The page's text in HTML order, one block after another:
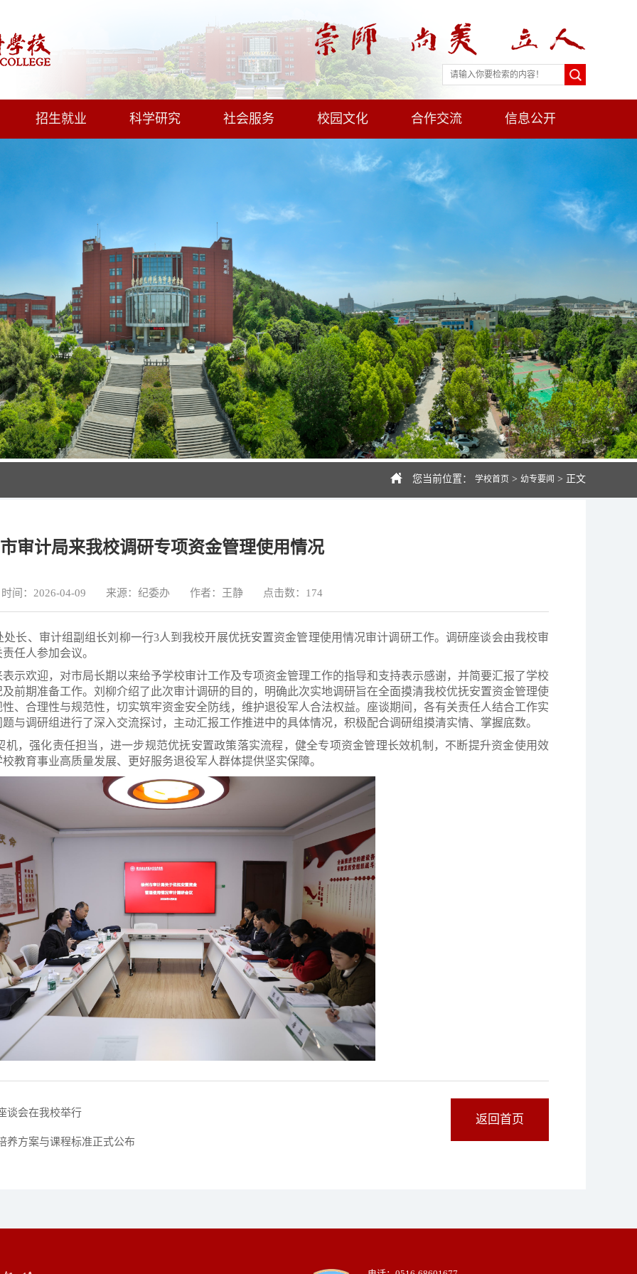
招生就业 科学研究 社会服务 校园文化 合作交流 信息公开
您当前位置： 学校首页 > 幼专要闻 > 正文
市审计局来我校调研专项资金管理使用情况
时间：2026-04-09 来源：纪委办 作者：王静 点击数： 174
长、审计组副组长刘柳一行3人到我校开展优抚安置资金管理使用情况审计调研工作。调研座谈会由我校审
任人参加会议。
示欢迎，对市局长期以来给予学校审计工作及专项资金管理工作的指导和支持表示感谢，并简要汇报了学校
前期准备工作。刘柳介绍了此次审计调研的目的，明确此次实地调研旨在全面摸清我校优抚安置资金管理使
、合理性与规范性，切实筑牢资金安全防线，维护退役军人合法权益。座谈期间，各有关责任人结合工作实
与调研组进行了深入交流探讨，主动汇报工作推进中的具体情况，积极配合调研组摸清实情、掌握底数。
，强化责任担当，进一步规范优抚安置政策落实流程，健全专项资金管理长效机制，不断提升资金使用效
教育事业高质量发展、更好服务退役军人群体提供坚实保障。
返回首页
谈会在我校举行
养方案与课程标准正式公布